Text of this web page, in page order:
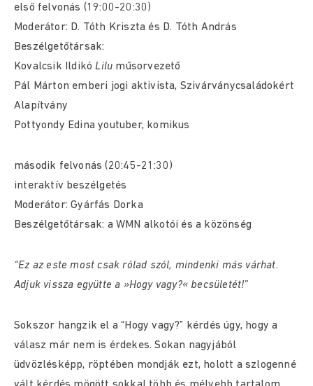
első felvonás (19:00-20:30)
Moderátor: D. Tóth Kriszta és D. Tóth András
Beszélgetőtársak:
Kovalcsik IldikóLilu műsorvezető
Pál Márton emberi jogi aktivista, Szivárványcsaládokért
Alapítvány
Pottyondy Edina youtuber, komikus
második felvonás (20:45-21:30)
interaktív beszélgetés
Moderátor: Gyárfás Dorka
Beszélgetőtársak: a WMN alkotói és a közönség
“Ez az este most csak rólad szól, mindenki más várhat.
Adjuk vissza együtte a »Hogy vagy?« becsületét!”
Sokszor hangzik el a “Hogy vagy?” kérdés úgy, hogy a
válasz már nem is érdekes. Sokan nagyjából
üdvözlésképp, röptében mondják ezt, holott a szlogenné